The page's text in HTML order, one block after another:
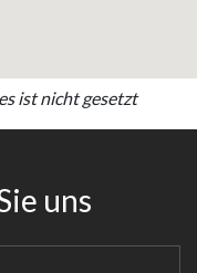
ist nicht gesetzt
uns